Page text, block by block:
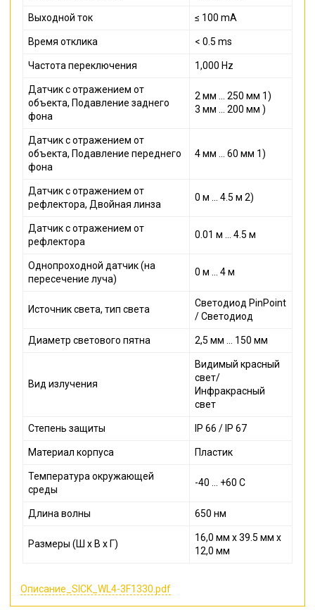
Выходной ток ≤ 100 mA
Время отклика < 0.5 ms
Частота переключения 1,000 Hz
Датчик с отражением от
объекта, Подавление заднего
фона
2 мм ... 250 мм 1)
3 мм ... 200 мм )
Датчик с отражением от
объекта, Подавление переднего
фона
4 мм ... 60 мм 1)
Датчик с отражением от
рефлектора, Двойная линза
0 м ... 4.5 м 2)
Датчик с отражением от
рефлектора
0.01 м ... 4.5 м
Однопроходной датчик (на
пересечение луча)
0 м ... 4 м
Источник света, тип света
Светодиод PinPoint
/ Светодиод
Диаметр светового пятна 2,5 мм ... 150 мм
Вид излучения
Видимый красный
свет/
Инфракрасный
свет
Степень защиты IP 66 / IP 67
Материал корпуса Пластик
Температура окружающей
среды
-40 ... +60 С
Длина волны 650 нм
Размеры (Ш x В x Г)
16,0 мм x 39.5 мм x
12,0 мм
Описание_SICK_WL4-3F1330.pdf